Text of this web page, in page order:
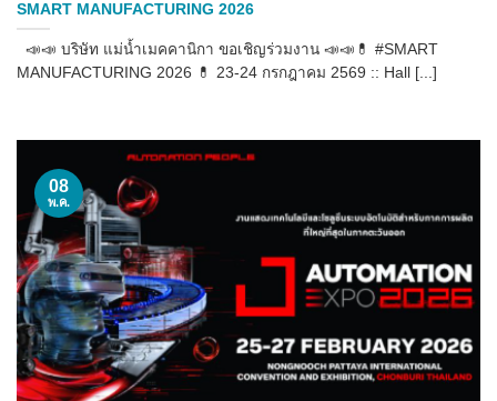
SMART MANUFACTURING 2026
📣📣 บริษัท แม่น้ำเมคคานิกา ขอเชิญร่วมงาน 📣📣💊 #SMART
MANUFACTURING 2026 💊 23-24 กรกฎาคม 2569 :: Hall [...]
08
พ.ค.